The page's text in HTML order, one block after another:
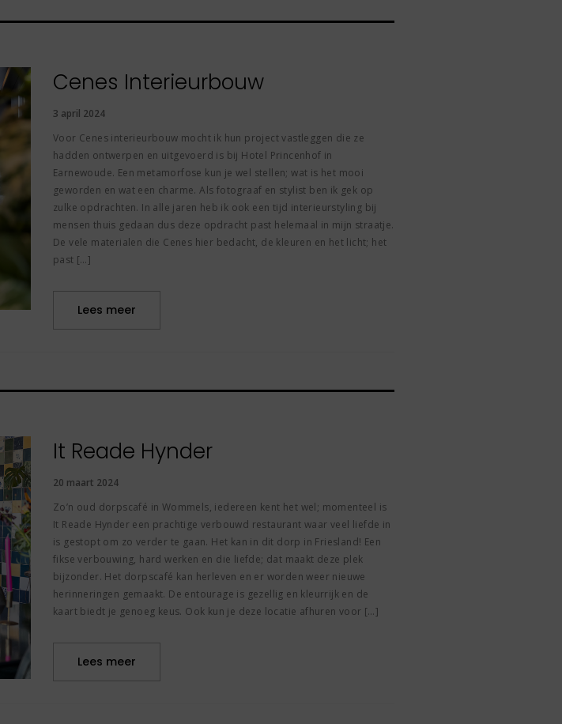
Cenes Interieurbouw
3 april 2024
Voor Cenes interieurbouw mocht ik hun project vastleggen die ze
hadden ontwerpen en uitgevoerd is bij Hotel Princenhof in
Earnewoude. Een metamorfose kun je wel stellen; wat is het mooi
geworden en wat een charme. Als fotograaf en stylist ben ik gek op
zulke opdrachten. In alle jaren heb ik ook een tijd interieurstyling bij
mensen thuis gedaan dus deze opdracht past helemaal in mijn straatje.
De vele materialen die Cenes hier bedacht, de kleuren en het licht; het
past […]
Lees meer
It Reade Hynder
20 maart 2024
Zo’n oud dorpscafé in Wommels, iedereen kent het wel; momenteel is
It Reade Hynder een prachtige verbouwd restaurant waar veel liefde in
is gestopt om zo verder te gaan. Het kan in dit dorp in Friesland! Een
fikse verbouwing, hard werken en die liefde; dat maakt deze plek
bijzonder. Het dorpscafé kan herleven en er worden weer nieuwe
herinneringen gemaakt. De entourage is gezellig en kleurrijk en de
kaart biedt je genoeg keus. Ook kun je deze locatie afhuren voor […]
Lees meer